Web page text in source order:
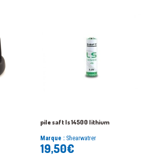
pile saft ls 14500 lithium
Marque : Shearwatrer
19,50€